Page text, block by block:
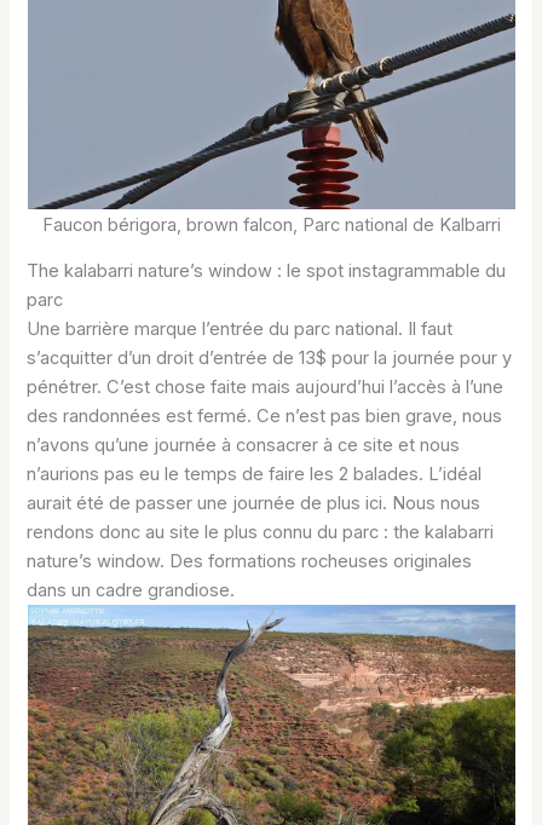
Faucon bérigora, brown falcon, Parc national de Kalbarri
The kalabarri nature’s window : le spot instagrammable du
parc
Une barrière marque l’entrée du parc national. Il faut
s’acquitter d’un droit d’entrée de 13$ pour la journée pour y
pénétrer. C’est chose faite mais aujourd’hui l’accès à l’une
des randonnées est fermé. Ce n’est pas bien grave, nous
n’avons qu’une journée à consacrer à ce site et nous
n’aurions pas eu le temps de faire les 2 balades. L’idéal
aurait été de passer une journée de plus ici. Nous nous
rendons donc au site le plus connu du parc : the kalabarri
nature’s window. Des formations rocheuses originales
dans un cadre grandiose.